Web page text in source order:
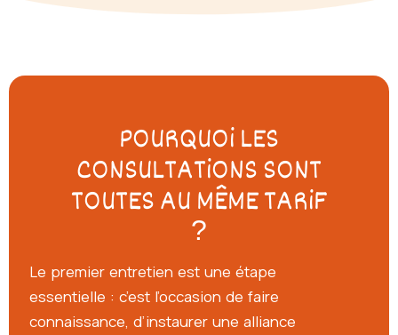
POURQUOi LES
CONSULTATiONS SONT
TOUTES AU MÊME TARiF
?
Le premier entretien est une étape
essentielle : c’est l’occasion de faire
connaissance, d’instaurer une alliance